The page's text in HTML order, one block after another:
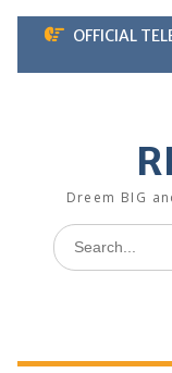
Skip
content
OFFICIAL
Dreem BIG
Search
for: